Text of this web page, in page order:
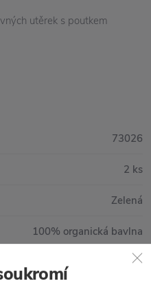
utěrek s poutkem
73026
2 ks
Zelená
100% organická bavlna
Praní v pračce na 30°C